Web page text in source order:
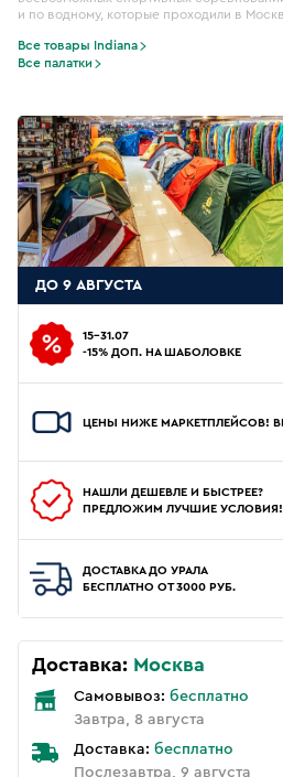
и по водному, которые проходили в
Все товары Indiana
Все палатки
ДО 9 АВГУСТА
15-31.07
-15% ДОП. НА ШАБОЛОВКЕ
ЦЕНЫ НИЖЕ МАРКЕТПЛЕЙСОВ!
НАШЛИ ДЕШЕВЛЕ И БЫСТРЕЕ?
ПРЕДЛОЖИМ ЛУЧШИЕ УСЛОВИЯ!
ДОСТАВКА ДО УРАЛА
БЕСПЛАТНО ОТ 3000 РУБ.
Доставка: Москва
Самовывоз: бесплатно
Завтра, 8 августа
Доставка: бесплатно
Послезавтра, 9 августа